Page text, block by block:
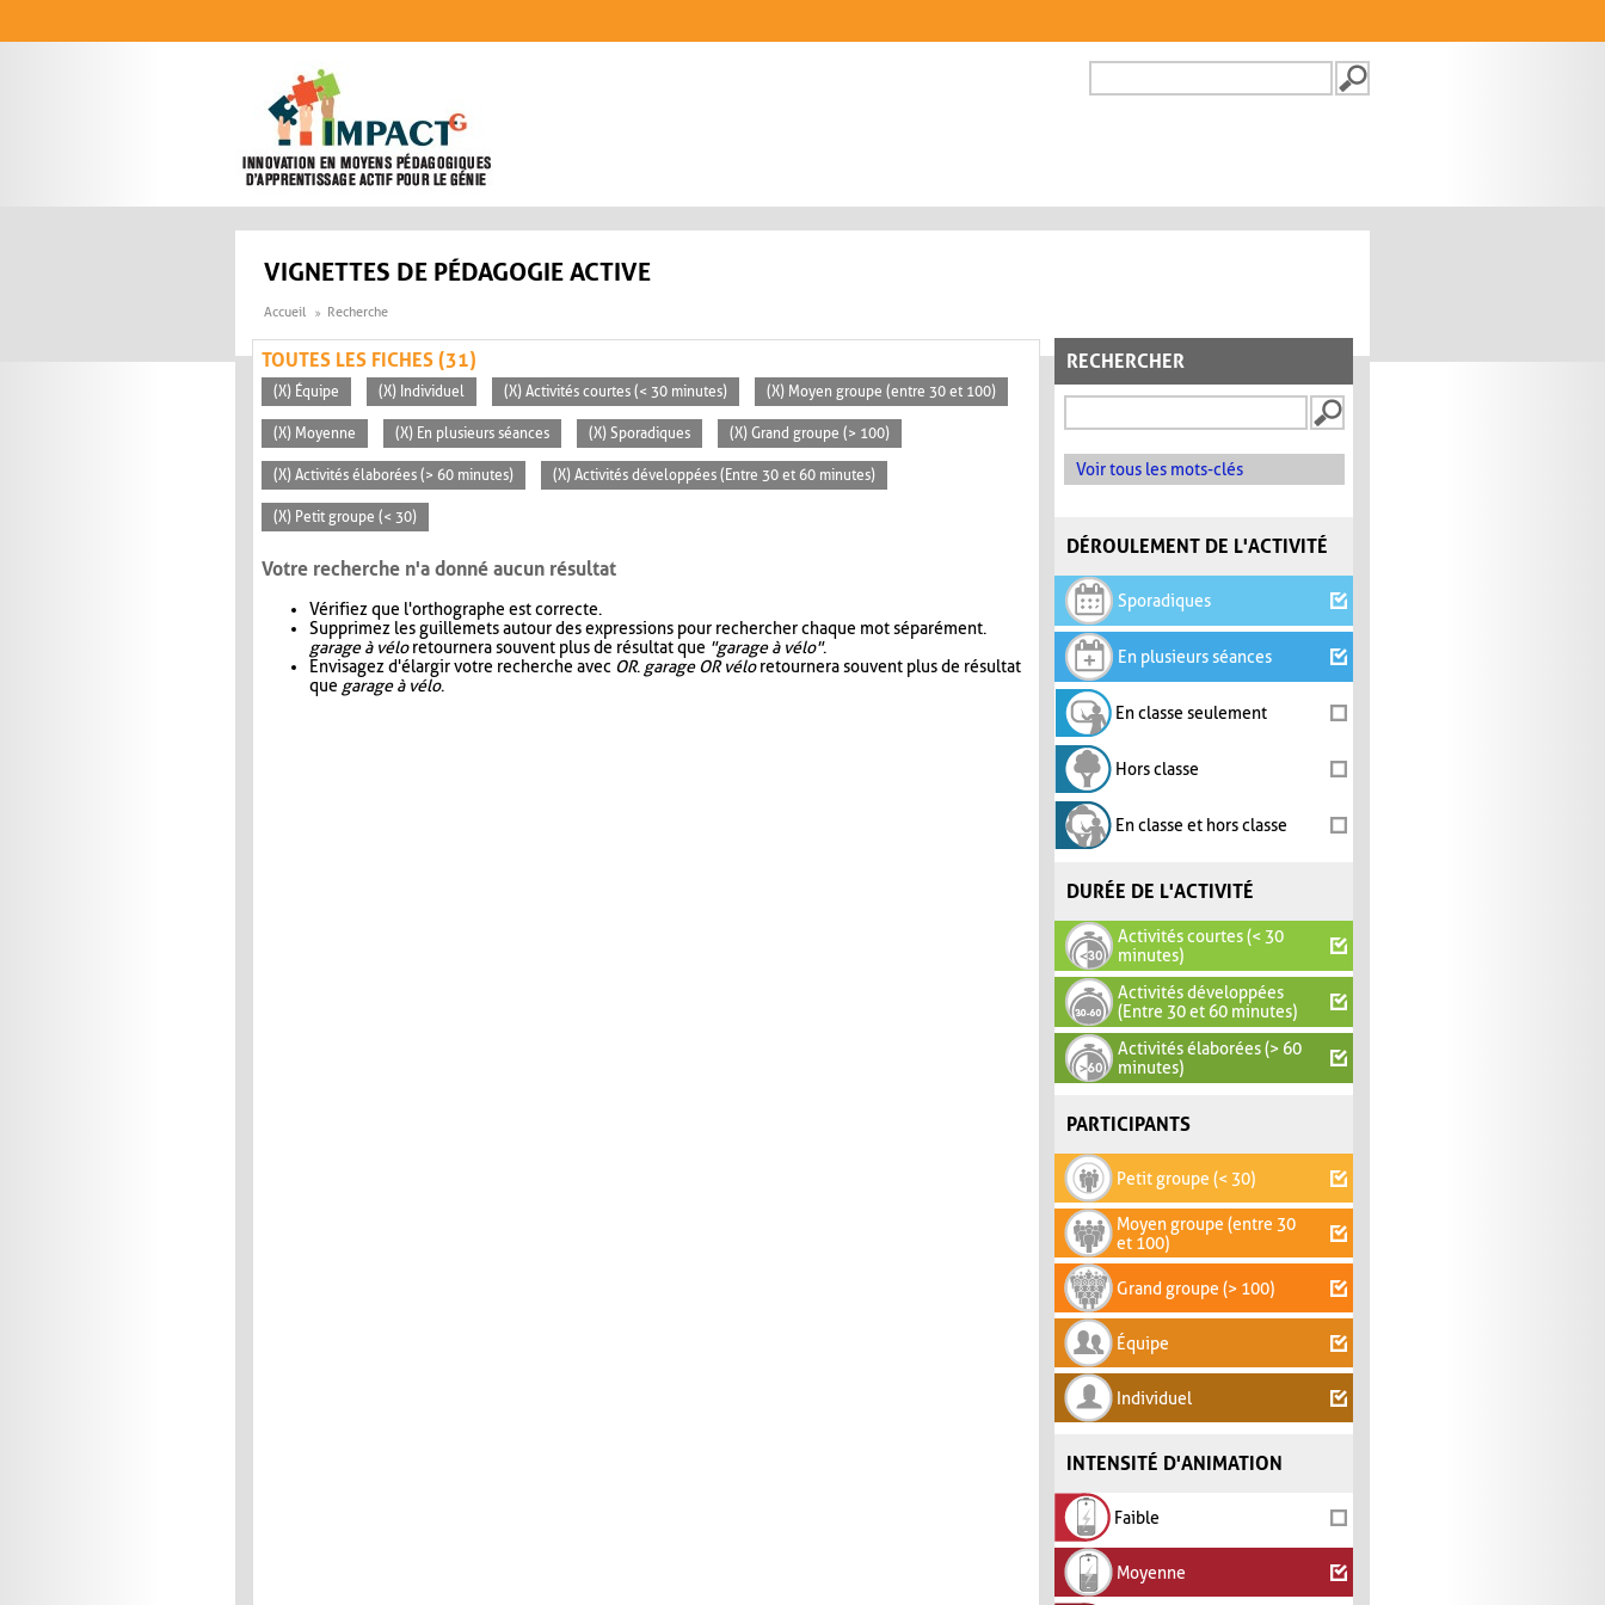
FORMULAIRE DE
VIGNETTES DE PÉDAGOGIE ACTIVE
Accueil Recherche
RECHERCHER
Voir tous les mots-clés
DÉROULEMENT DE L'ACTIVITÉ
Sporadiques
En plusieurs séances
En classe seulement
Hors classe
En classe et hors classe
DURÉE DE L'ACTIVITÉ
Activités courtes (< 30
minutes)
Activités développées
(Entre 30 et 60 minutes)
Activités élaborées (> 60
minutes)
PARTICIPANTS
Petit groupe (< 30)
Moyen groupe (entre 30
et 100)
Grand groupe (> 100)
Équipe
Individuel
INTENSITÉ D'ANIMATION
Faible
Moyenne
TOUTES LES FICHES (31)
(X) Équipe (X) Individuel (X) Activités courtes (< 30 minutes) (X) Moyen groupe (entre 30 et 100)
(X) Moyenne (X) En plusieurs séances (X) Sporadiques (X) Grand groupe (> 100)
(X) Activités élaborées (> 60 minutes) (X) Activités développées (Entre 30 et 60 minutes)
(X) Petit groupe (< 30)
Votre recherche n'a donné aucun résultat
Vérifiez que l'orthographe est correcte.
Supprimez les guillemets autour des expressions pour rechercher chaque mot séparément.
garage à véloretournera souvent plus de résultat que "garage à vélo".
Envisagez d'élargir votre recherche avec OR. garage OR véloretournera souvent plus de résultat
que garage à vélo.